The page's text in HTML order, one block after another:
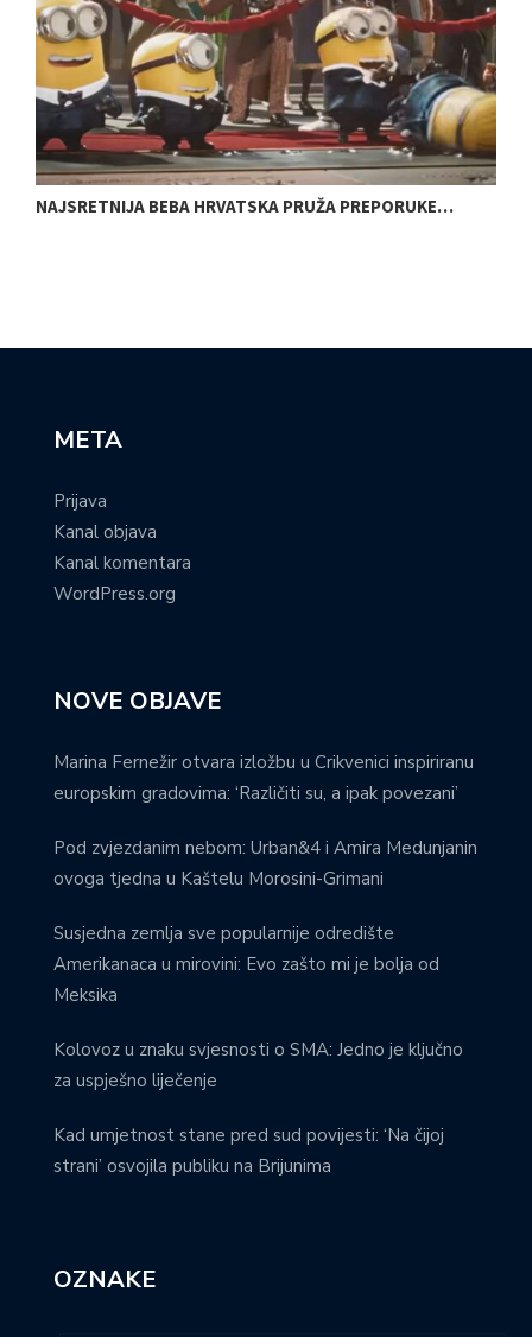
NAJSRETNIJA BEBA HRVATSKA PRUŽA PREPORUKE…
META
Prijava
Kanal objava
Kanal komentara
WordPress.org
NOVE OBJAVE
Marina Fernežir otvara izložbu u Crikvenici inspiriranu
europskim gradovima: ‘Različiti su, a ipak povezani’
Pod zvjezdanim nebom: Urban&4 i Amira Medunjanin
ovoga tjedna u Kaštelu Morosini-Grimani
Susjedna zemlja sve popularnije odredište
Amerikanaca u mirovini: Evo zašto mi je bolja od
Meksika
Kolovoz u znaku svjesnosti o SMA: Jedno je ključno
za uspješno liječenje
Kad umjetnost stane pred sud povijesti: ‘Na čijoj
strani’ osvojila publiku na Brijunima
OZNAKE